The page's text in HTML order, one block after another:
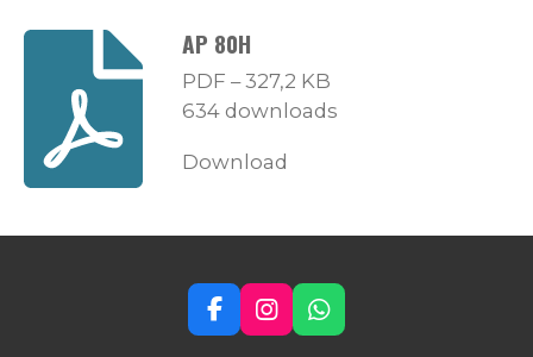
AP 80H
PDF – 327,2 KB
634 downloads
Download
F
a
I
n
W
h